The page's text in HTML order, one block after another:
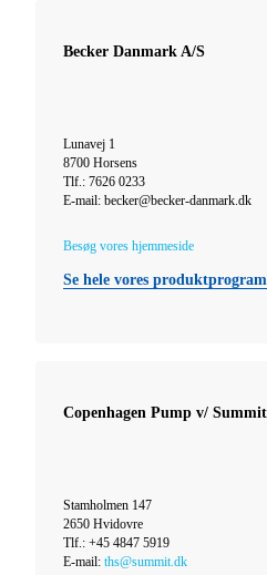
Becker Danmark A/S
Lunavej 1
8700 Horsens
Tlf.: 7626 0233
E-mail: becker@becker-danmark.dk
Besøg vores hjemmeside
Se hele vores
Copenhagen Pump v/ Summit
Stamholmen 147
2650 Hvidovre
Tlf.: +45 4847 5919
E-mail: ths@summit.dk